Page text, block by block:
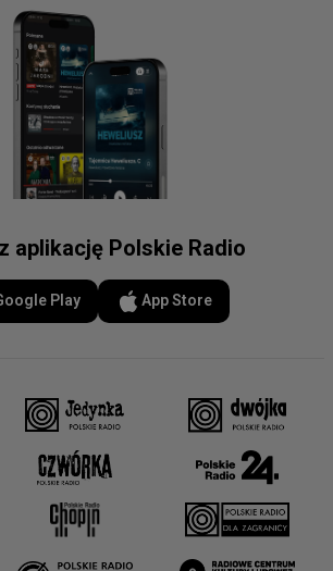
aplikację Polskie Radio
Play App Store